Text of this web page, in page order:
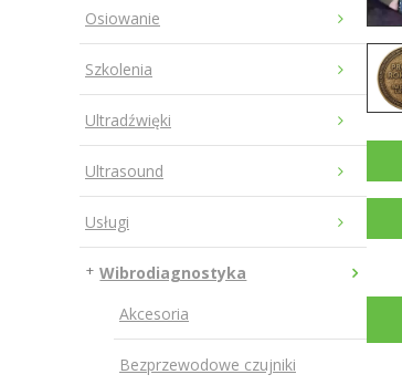
Osiowanie
Szkolenia
Ultradźwięki
Ultrasound
Usługi
Wibrodiagnostyka
Akcesoria
Bezprzewodowe czujniki